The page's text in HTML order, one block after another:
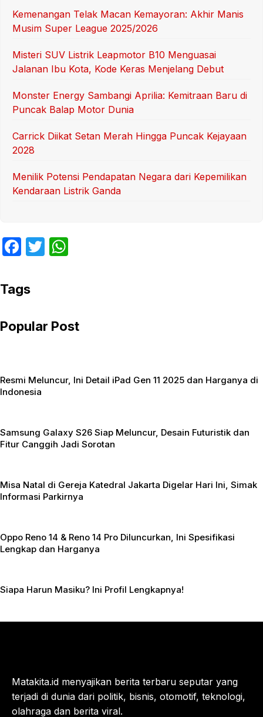
Kemenangan Telak Macan Kemayoran: Akhir Manis
Musim Super League 2025/2026
Misteri SUV Listrik Leapmotor B10 Menguasai
Jalanan Ibu Kota, Kode Keras Menjelang Debut
Monster Energy Sambangi Aprilia: Kemitraan Baru di
Puncak Balap Motor Dunia
Carrick Diikat Setan Merah Hingga Puncak Kejayaan
2028
Menilik Potensi Pendapatan Negara dari Kepemilikan
Kendaraan Listrik Ganda
F
c
e
b
k
T
A
Tags
Popular Post
Resmi Meluncur, Ini Detail iPad Gen 11 2025 dan Harganya di
Indonesia
Samsung Galaxy S26 Siap Meluncur, Desain Futuristik dan
Fitur Canggih Jadi Sorotan
Misa Natal di Gereja Katedral Jakarta Digelar Hari Ini, Simak
Informasi Parkirnya
Oppo Reno 14 & Reno 14 Pro Diluncurkan, Ini Spesifikasi
Lengkap dan Harganya
Siapa Harun Masiku? Ini Profil Lengkapnya!
Matakita.id menyajikan berita terbaru seputar yang
terjadi di dunia dari politik, bisnis, otomotif, teknologi,
olahraga dan berita viral.